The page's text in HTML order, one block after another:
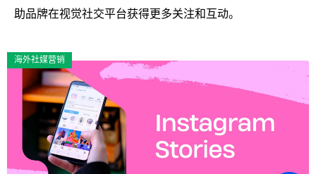
助品牌在视觉社交平台获得更多关注和互动。
海外社媒营销